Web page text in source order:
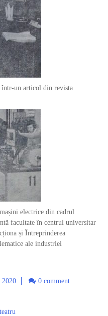
într-un articol din revista
electrice din cadrul
facultate în centrul universitar
și Întreprinderea
ale industriei
2020 0 comment